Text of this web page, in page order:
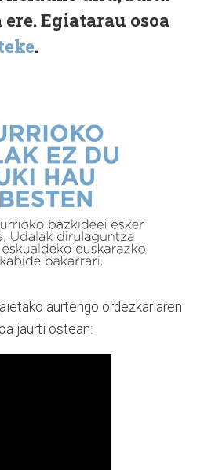
Egiatarau osoa
.
aurtengo ordezkariaren
jaurti ostean: